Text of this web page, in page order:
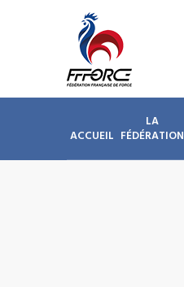
ACCUEIL
LA
FÉDÉRATION